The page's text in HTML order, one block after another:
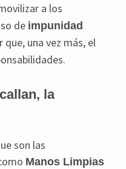
a los
de impunidad
una vez más, el
la
son las
Manos Limpias